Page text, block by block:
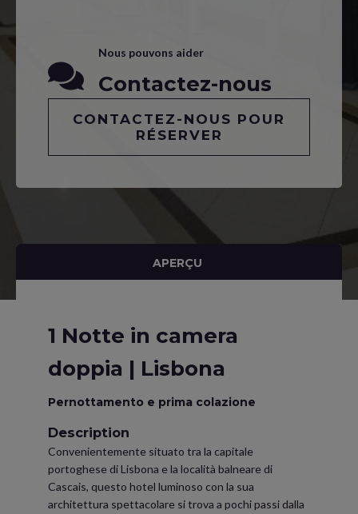
Nous pouvons aider
Contactez-nous
CONTACTEZ-NOUS POUR
RÉSERVER
APERÇU
1 Notte in camera
doppia | Lisbona
Pernottamento e prima colazione
Description
Convenientemente situato tra la capitale
portoghese di Lisbona e la località balneare di
Cascais, questo hotel luminoso con la sua
architettura spettacolare si trova a pochi passi dalla